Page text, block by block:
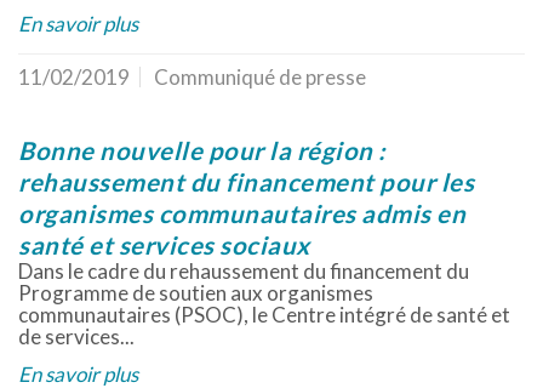
En savoir plus
11/02/2019 Communiqué de presse
Bonne nouvelle pour la région :
rehaussement du financement pour les
organismes communautaires admis en
santé et services sociaux
Dans le cadre du rehaussement du financement du
Programme de soutien aux organismes
communautaires (PSOC), le Centre intégré de santé et
de services...
En savoir plus